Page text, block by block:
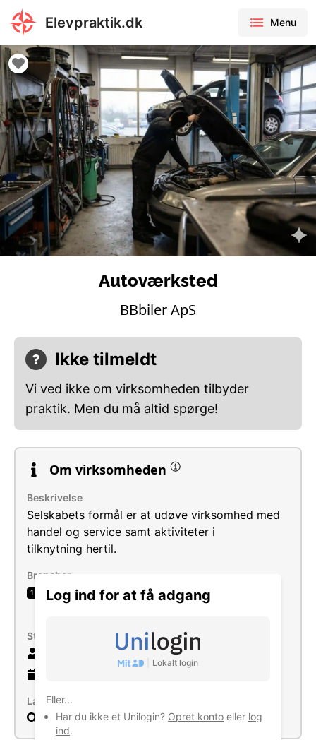
Elevpraktik.dk Menu
Log ind for at få adgang
Lokalt login
Eller...
Har du ikke et Unilogin? Opret konto eller log
ind.
Autoværksted
BBbiler ApS
Ikke tilmeldt
Vi ved ikke om virksomheden tilbyder
praktik. Men du må altid spørge!
Om virksomheden
Beskrivelse
Selskabets formål er at udøve virksomhed med
handel og service samt aktiviteter i
tilknytning hertil.
Brancher
1
Reparation og vedligeholdelse af
Størrelse
Læs mere
Søg